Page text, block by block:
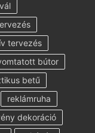
tervezés
bútor
betű
reklámruha
dekoráció